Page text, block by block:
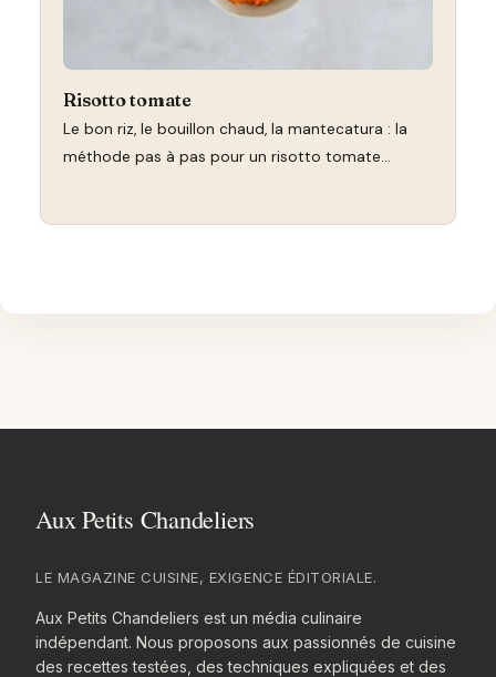
Risotto tomate
Le bon riz, le bouillon chaud, la mantecatura : la
méthode pas à pas pour un risotto tomate…
LE MAGAZINE CUISINE, EXIGENCE ÉDITORIALE.
Aux Petits Chandeliers est un média culinaire
indépendant. Nous proposons aux passionnés de cuisine
des recettes testées, des techniques expliquées et des